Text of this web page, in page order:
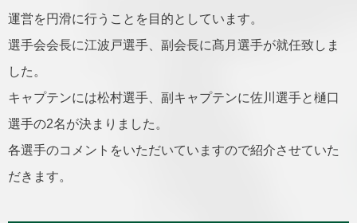
運営を円滑に行うことを目的としています。
選手会会長に江波戸選手、副会長に髙月選手が就任致しま
した。
キャプテンには松村選手、副キャプテンに佐川選手と樋口
選手の2名が決まりました。
各選手のコメントをいただいていますので紹介させていた
だきます。